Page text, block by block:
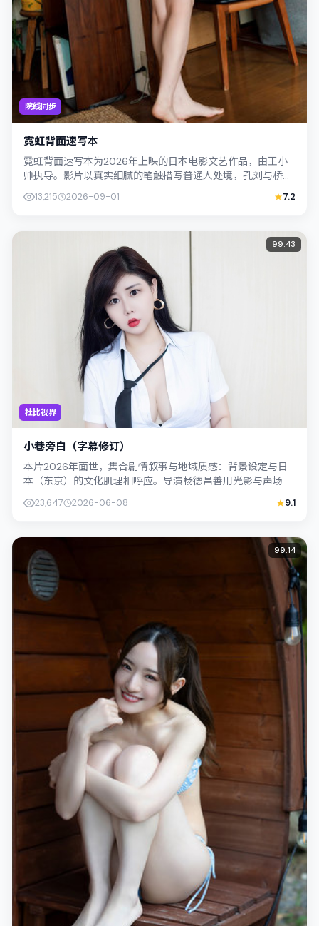
院线同步
霓虹背面速写本
霓虹背面速写本为2026年上映的日本电影文艺作品，由王小
帅执导。影片以真实细腻的笔触描写普通人处境，孔刘与桥本
爱的对手戏张力十足，情节层层推进，...
13,215 2026-09-01 7.2
杜比视界
99:43
小巷旁白（字幕修订）
本片2026年面世，集合剧情叙事与地域质感：背景设定与日
本（东京）的文化肌理相呼应。导演杨德昌善用光影与声场塑
23,647 2026-06-08 9.1
99:14